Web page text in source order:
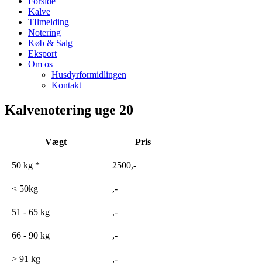
Kalve
TIlmelding
Notering
Køb & Salg
Eksport
Om os
Husdyrformidlingen
Kontakt
Kalvenotering uge 20
Vægt Pris
50 kg * 2500,-
< 50kg ,-
51 - 65 kg ,-
66 - 90 kg ,-
> 91 kg ,-